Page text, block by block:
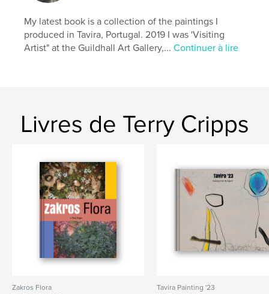
My latest book is a collection of the paintings I
produced in Tavira, Portugal. 2019 I was 'Visiting
Artist" at the Guildhall Art Gallery,...Continuer à lire
Livres de Terry Cripps
Zakros Flora
Tavira Painting '23